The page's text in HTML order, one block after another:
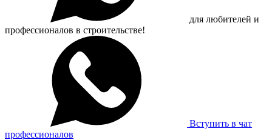
для любителей и
профессионалов в строительстве!
Вступить в чат
профессионалов